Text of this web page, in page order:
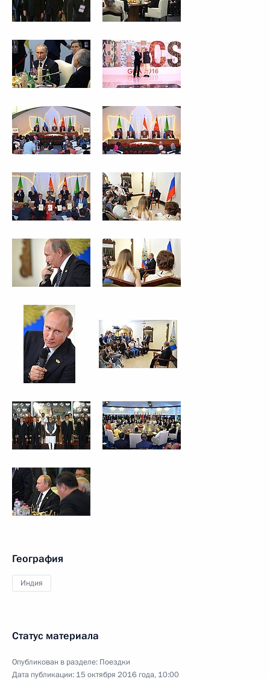
География
Индия
Статус материала
Опубликован в разделе: Поездки
Дата публикации: 15 октября 2016 года, 10:00